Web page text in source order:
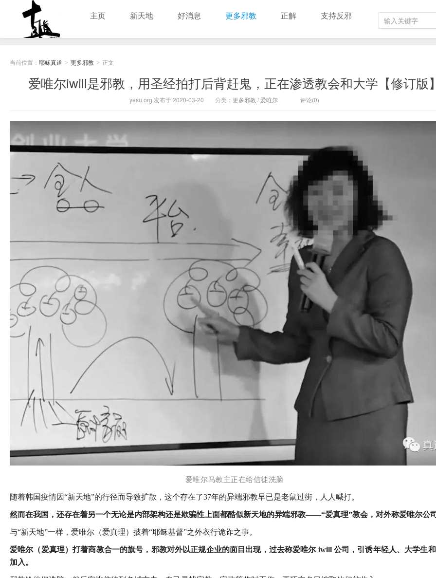
主页 新天地 好消息 更多邪教 正解 支持反邪
当前位置： 耶稣真道 > 更多邪教 > 正文
爱唯尔iwill是邪教，用圣经拍打后背赶鬼，正在渗透教会和大学【修订版
yesu.org 发布于 2020-03-20 分类： 更多邪教 /爱唯尔 评论(0)
爱唯尔马教主正在给信徒洗脑
随着韩国疫情因“新天地”的行径而导致扩散，这个存在了37年的异端邪教早已是老鼠过街，人人喊打。
然而在我国，还存在着另一个无论是内部架构还是欺骗性上面都酷似新天地的异端邪教——“爱真理”教会，对外称爱唯尔公
与“新天地”一样， 爱唯尔（爱真理） 披着“耶稣基督”之外衣行诡诈之事。
爱唯尔（爱真理）打着商教合一的旗号，邪教对外以正规企业的面目出现，过去称爱唯尔 iwill 公司， 引诱年轻人、大学生
加入。